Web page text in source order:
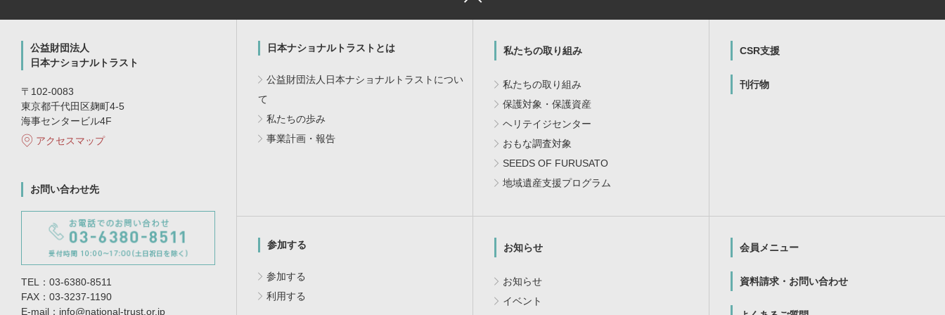
公益財団法人
日本ナショナルトラスト
〒102-0083
東京都千代田区麹町4-5
海事センタービル4F
アクセスマップ
お問い合わせ先
TEL：03-6380-8511
FAX：03-3237-1190
E-mail：info@national-trust.or.jp
日本ナショナルトラストとは
公益財団法人日本ナショナルトラストについ
て
私たちの歩み
事業計画・報告
私たちの取り組み
私たちの取り組み
保護対象・保護資産
ヘリテイジセンター
おもな調査対象
SEEDS OF FURUSATO
地域遺産支援プログラム
CSR支援
刊行物
参加する
参加する
利用する
お知らせ
お知らせ
イベント
会員メニュー
資料請求・お問い合わせ